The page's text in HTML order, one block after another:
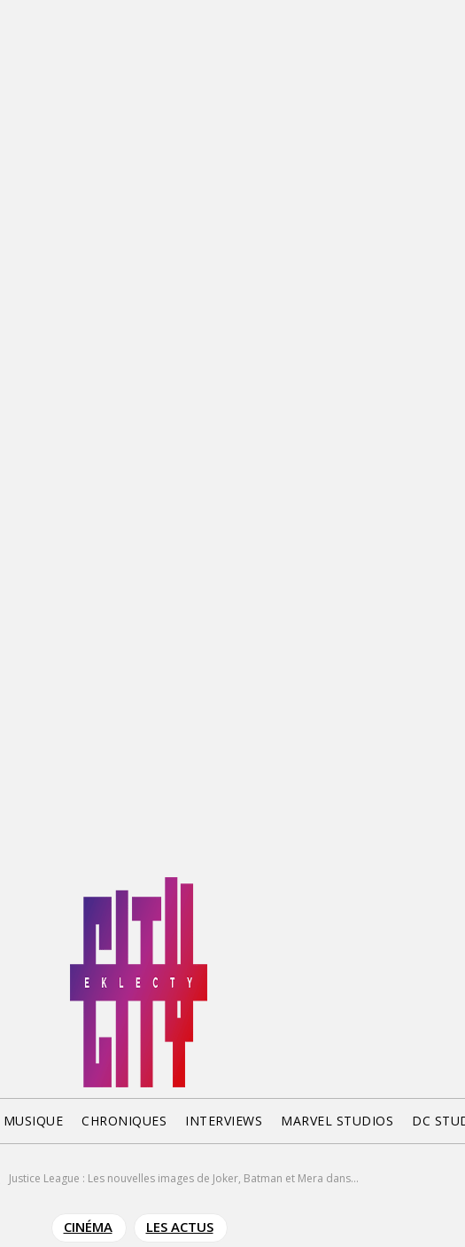
MUSIQUE CHRONIQUES INTERVIEWS MARVEL STUDIOS DC
Justice League : Les nouvelles images de Joker, Batman et Mera dans...
CINÉMA LES ACTUS